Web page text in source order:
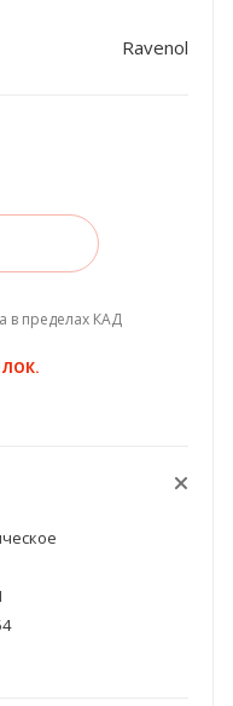
Ravenol
в пределах КАД